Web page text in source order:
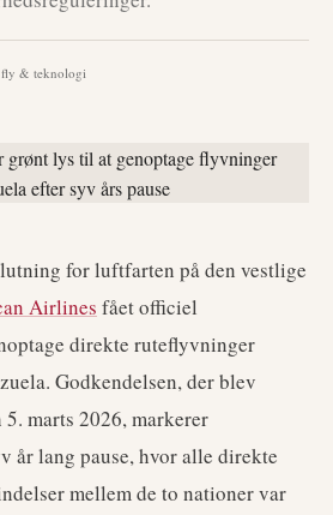
fly & teknologi
for luftfarten på den vestlige
Airlines fået officiel
direkte ruteflyvninger
Godkendelsen, der blev
marts 2026, markerer
år lang pause, hvor alle direkte
mellem de to nationer var